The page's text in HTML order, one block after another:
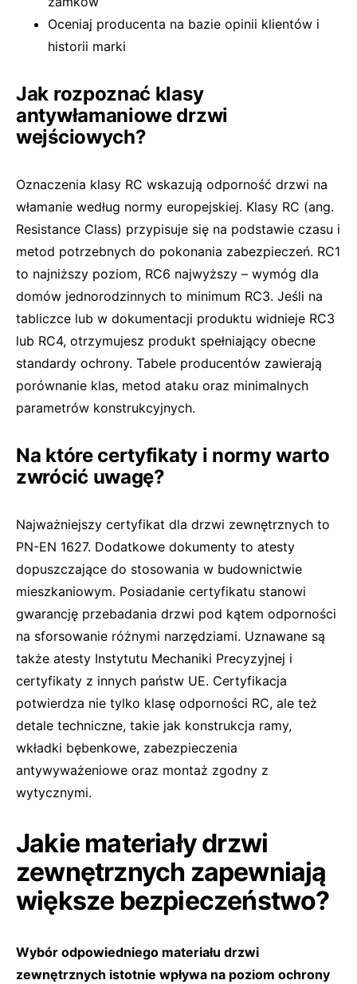
Oceniaj producenta na bazie opinii klientów i
historii marki
Jak rozpoznać klasy
antywłamaniowe drzwi
wejściowych?
Oznaczenia klasy RC wskazują odporność drzwi na
włamanie według normy europejskiej. Klasy RC (ang.
Resistance Class) przypisuje się na podstawie czasu i
metod potrzebnych do pokonania zabezpieczeń. RC1
to najniższy poziom, RC6 najwyższy – wymóg dla
domów jednorodzinnych to minimum RC3. Jeśli na
tabliczce lub w dokumentacji produktu widnieje RC3
lub RC4, otrzymujesz produkt spełniający obecne
standardy ochrony. Tabele producentów zawierają
porównanie klas, metod ataku oraz minimalnych
parametrów konstrukcyjnych.
Na które certyfikaty i normy warto
zwrócić uwagę?
Najważniejszy certyfikat dla drzwi zewnętrznych to
PN-EN 1627. Dodatkowe dokumenty to atesty
dopuszczające do stosowania w budownictwie
mieszkaniowym. Posiadanie certyfikatu stanowi
gwarancję przebadania drzwi pod kątem odporności
na sforsowanie różnymi narzędziami. Uznawane są
także atesty Instytutu Mechaniki Precyzyjnej i
certyfikaty z innych państw UE. Certyfikacja
potwierdza nie tylko klasę odporności RC, ale też
detale techniczne, takie jak konstrukcja ramy,
wkładki bębenkowe, zabezpieczenia
antywyważeniowe oraz montaż zgodny z
wytycznymi.
Jakie materiały drzwi
zewnętrznych zapewniają
większe bezpieczeństwo?
Wybór odpowiedniego materiału drzwi
zewnętrznych istotnie wpływa na poziom ochrony